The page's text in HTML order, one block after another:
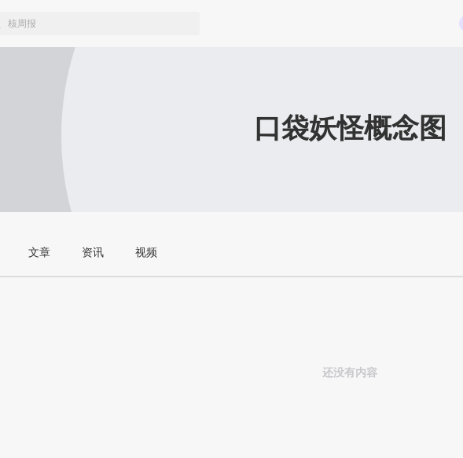
口袋妖怪概念图
文章 资讯 视频
还没有内容